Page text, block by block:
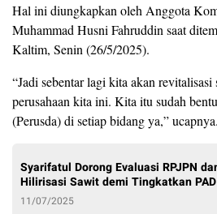
Hal ini diungkapkan oleh Anggota
Muhammad Husni Fahruddin saat
Kaltim, Senin (26/5/2025).
“Jadi sebentar lagi kita akan revitalisasi
perusahaan kita ini. Kita itu sudah
(Perusda) di setiap bidang ya,” ucapnya.
Syarifatul Dorong Evaluasi RPJPN
Hilirisasi Sawit demi Tingkatkan
11/07/2025